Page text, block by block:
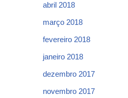
abril 2018
março 2018
fevereiro 2018
janeiro 2018
dezembro 2017
novembro 2017